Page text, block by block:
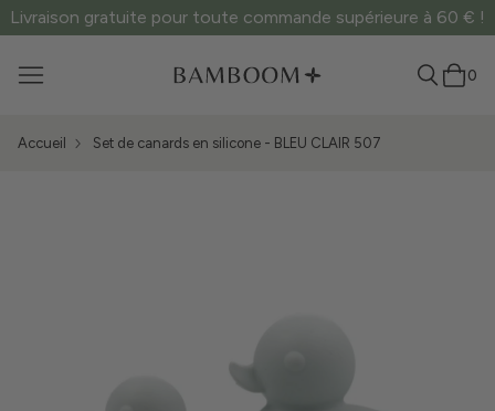
Livraison gratuite pour toute commande supérieure à 60 € !
0
Accueil Set de canards en silicone - BLEU CLAIR 507